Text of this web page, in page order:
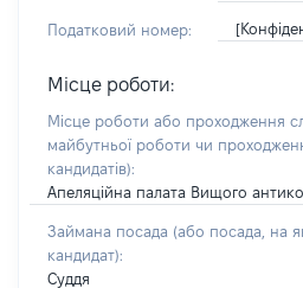
Податковий номер:
Місце роботи:
Місце роботи або проходження
майбутньої роботи чи
кандидатів):
Апеляційна палата Вищого
Займана посада (або посада, на
кандидат):
Суддя